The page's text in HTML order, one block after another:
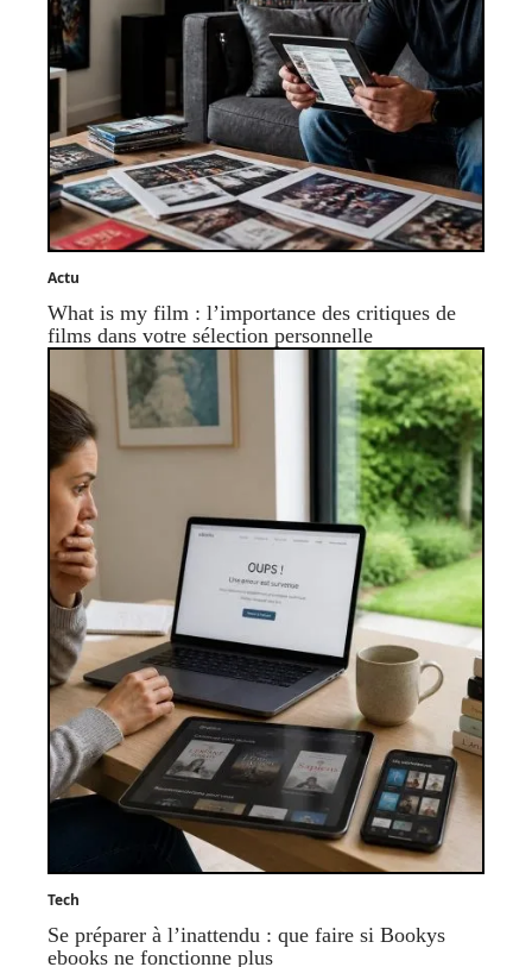
Actu
What is my film : l’importance des critiques de
films dans votre sélection personnelle
Tech
Se préparer à l’inattendu : que faire si Bookys
ebooks ne fonctionne plus